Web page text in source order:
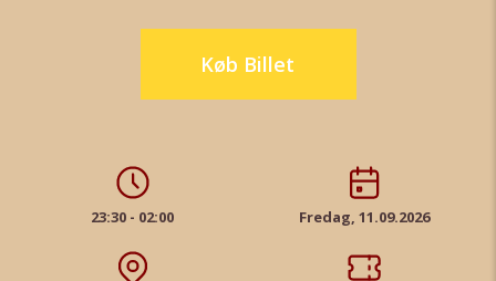
Køb Billet
23:30 - 02:00 Fredag, 11.09.2026